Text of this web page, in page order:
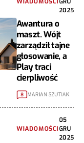
2025
Awantura o
maszt. Wójt
zarządził tajne
głosowanie, a
Play traci
cierpliwość
8 MARIAN SZUTIAK
WIADOMOŚCI
05
GRU
2025